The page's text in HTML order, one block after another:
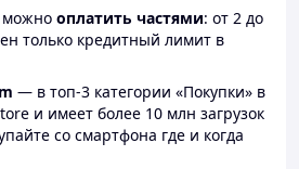
можно оплатить частями: от 2 до
только кредитный лимит в
— в топ-3 категории «Покупки» в
и имеет более 10 млн загрузок
со смартфона где и когда